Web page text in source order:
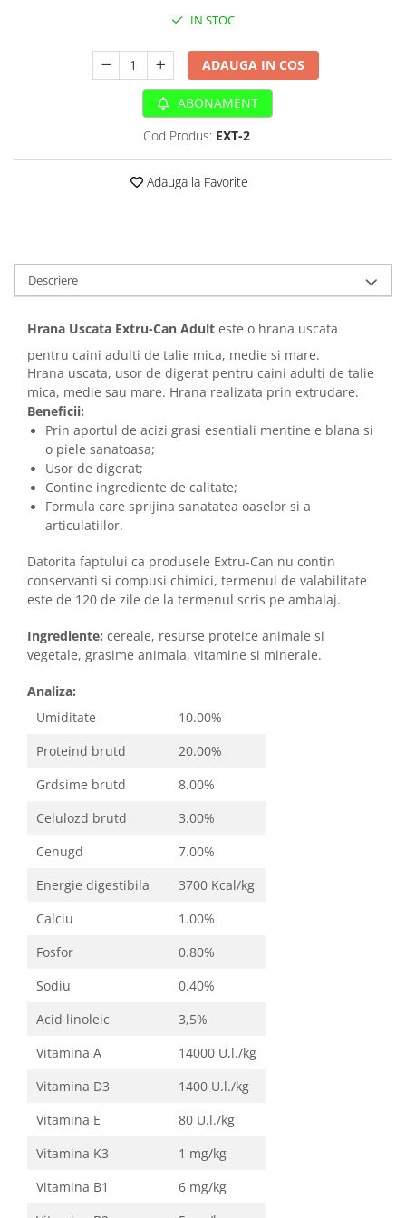
Covorase absorbante
Curatare Ochi
Perii si descalcitoare caini
Lese, Hamuri si Zgarzi
Paturi, perne si cosuri pentru pisici
Recompense Delicioase
IN STOC
ADAUGA IN COS
ABONAMENT
Cod Produs: EXT-2
Adauga la Favorite
Descriere
Hrana Uscata Extru-Can Adult este o hrana uscata
pentru caini adulti de talie mica, medie si mare.
Hrana uscata, usor de digerat pentru caini adulti de talie
mica, medie sau mare. Hrana realizata prin extrudare.
Beneficii:
Prin aportul de acizi grasi esentiali mentine e blana si
o piele sanatoasa;
Usor de digerat;
Contine ingrediente de calitate;
Formula care sprijina sanatatea oaselor si a
articulatiilor.
Datorita faptului ca produsele Extru-Can nu contin
conservanti si compusi chimici, termenul de valabilitate
este de 120 de zile de la termenul scris pe ambalaj.
Ingrediente: cereale, resurse proteice animale si
vegetale, grasime animala, vitamine si minerale.
Analiza:
Umiditate
10.00%
Proteind brutd
20.00%
Grdsime brutd
8.00%
Celulozd brutd
3.00%
Cenugd
7.00%
Energie digestibila
3700 Kcal/kg
Calciu
1.00%
Fosfor
0.80%
Sodiu
0.40%
Acid linoleic
3,5%
Vitamina A
14000 U,l./kg
Vitamina D3
1400 U.l./kg
Vitamina E
80 U.l./kg
Vitamina K3
1 mg/kg
Vitamina B1
6 mg/kg